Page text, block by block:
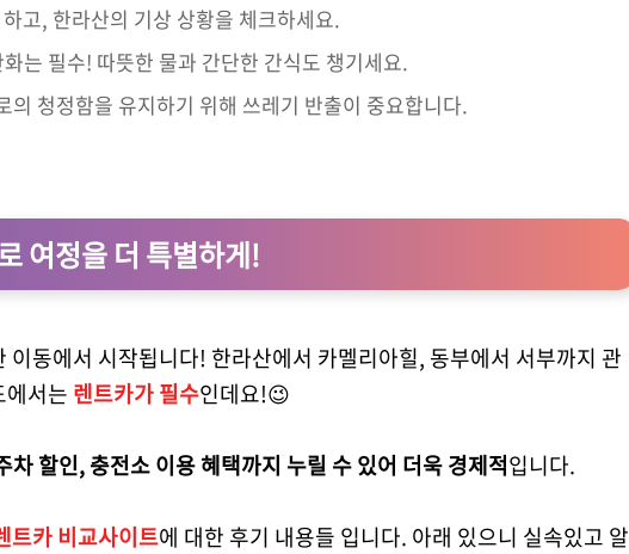
고, 한라산의 기상 상황을 체크하세요.
는 필수! 따뜻한 물과 간단한 간식도 챙기세요.
의 청정함을 유지하기 위해 쓰레기 반출이 중요합니다.
여정을 더 특별하게!
이동에서 시작됩니다! 한라산에서 카멜리아힐, 동부에서 서부까지 관
에서는 렌트카가 필수인데요!😉
차 할인, 충전소 이용 혜택까지 누릴 수 있어 더욱 경제적입니다.
트카 비교사이트에 대한 후기 내용들 입니다. 아래 있으니 실속있고 알